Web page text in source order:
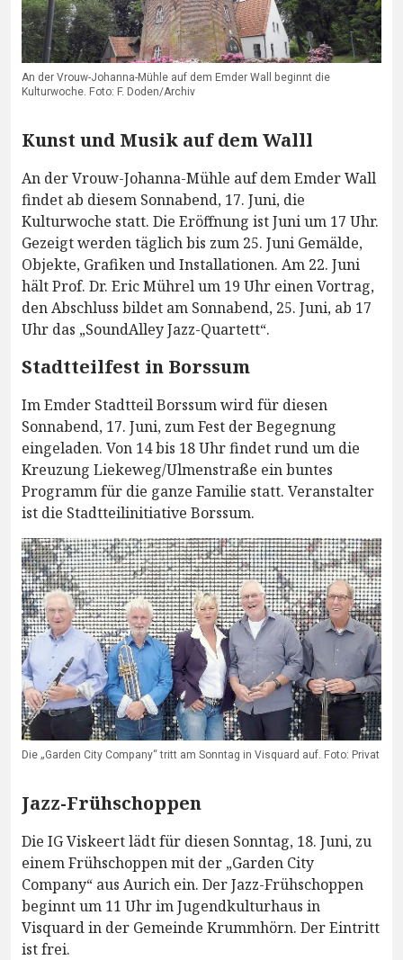
An der Vrouw-Johanna-Mühle auf dem Emder Wall beginnt die
Kulturwoche. Foto: F. Doden/Archiv
Kunst und Musik auf dem Walll
An der Vrouw-Johanna-Mühle auf dem Emder Wall
findet ab diesem Sonnabend, 17. Juni, die
Kulturwoche statt. Die Eröffnung ist Juni um 17 Uhr.
Gezeigt werden täglich bis zum 25. Juni Gemälde,
Objekte, Grafiken und Installationen. Am 22. Juni
hält Prof. Dr. Eric Mührel um 19 Uhr einen Vortrag,
den Abschluss bildet am Sonnabend, 25. Juni, ab 17
Uhr das „SoundAlley Jazz-Quartett“.
Stadtteilfest in Borssum
Im Emder Stadtteil Borssum wird für diesen
Sonnabend, 17. Juni, zum Fest der Begegnung
eingeladen. Von 14 bis 18 Uhr findet rund um die
Kreuzung Liekeweg/Ulmenstraße ein buntes
Programm für die ganze Familie statt. Veranstalter
ist die Stadtteilinitiative Borssum.
Die „Garden City Company“ tritt am Sonntag in Visquard auf. Foto: Privat
Jazz-Frühschoppen
Die IG Viskeert lädt für diesen Sonntag, 18. Juni, zu
einem Frühschoppen mit der „Garden City
Company“ aus Aurich ein. Der Jazz-Frühschoppen
beginnt um 11 Uhr im Jugendkulturhaus in
Visquard in der Gemeinde Krummhörn. Der Eintritt
ist frei.